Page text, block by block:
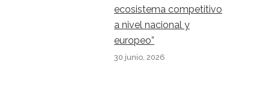
ecosistema competitivo
a nivel nacional y
europeo”
30 junio, 2026